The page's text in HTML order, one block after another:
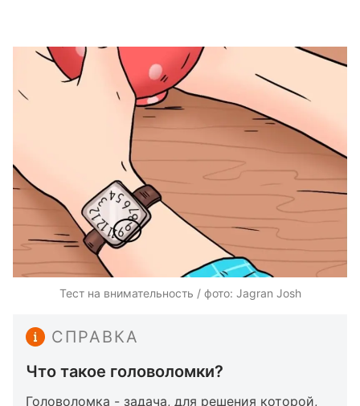
Тест на внимательность / фото: Jagran Josh
СПРАВКА
Что такое головоломки?
Головоломка - задача, для решения которой,